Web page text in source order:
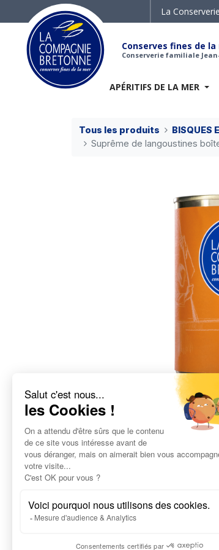
La Conserverie
Conserves fines de la
Conserverie familiale
APÉRITIFS DE LA MER
Tous les produits
BISQUES
Suprême de langoustines
Le